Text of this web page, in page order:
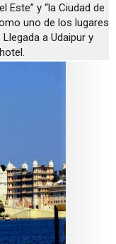
Este” y “la Ciudad de
uno de los lugares
a Udaipur y